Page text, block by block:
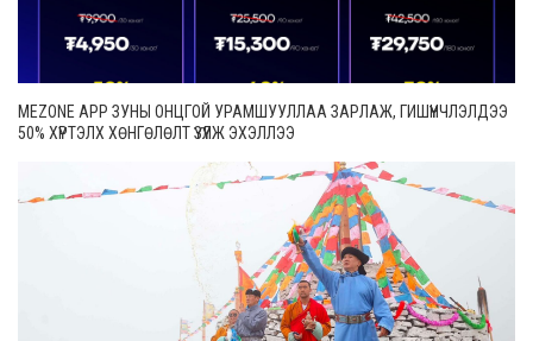
MEZONE APP ЗУНЫ ОНЦГОЙ УРАМШУУЛЛАА ЗАРЛАЖ, ГИШҮҮНЧЛЭЛДЭЭ
50% ХҮРТЭЛХ ХӨНГӨЛӨЛТ ҮЗҮҮЛЖ ЭХЭЛЛЭЭ